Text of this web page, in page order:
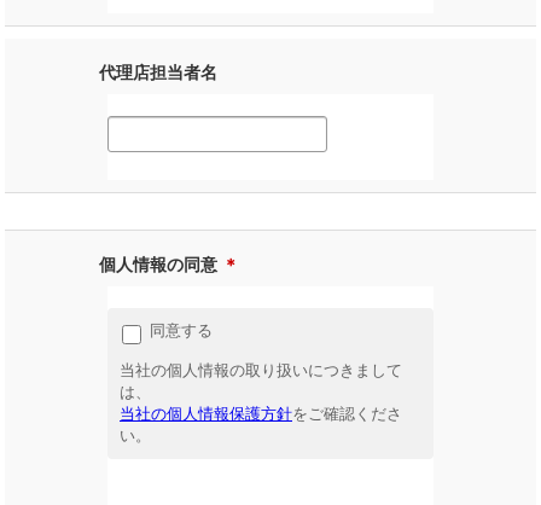
代理店担当者名
個人情報の同意 ＊
同意する
当社の個人情報の取り扱いにつきまして
は、
当社の個人情報保護方針をご確認くださ
い。